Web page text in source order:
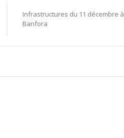
Infrastructures du 11 décembre à
Banfora